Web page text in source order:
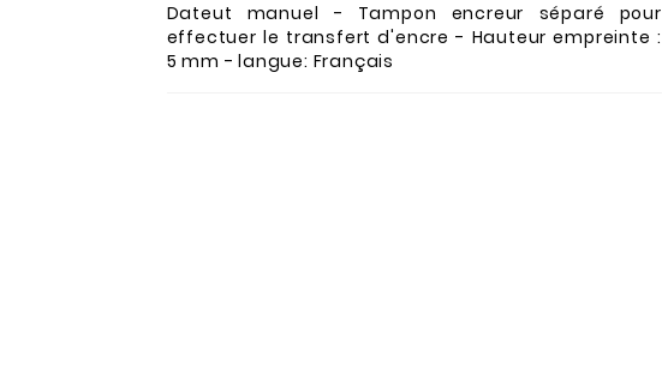
Dateut manuel - Tampon encreur séparé pour
effectuer le transfert d'encre - Hauteur empreinte :
5 mm - langue: Français